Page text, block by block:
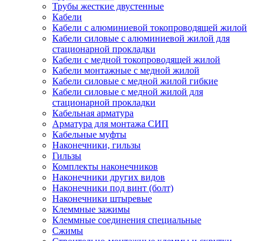
Трубы жесткие двустенные
Кабели
Кабели с алюминиевой токопроводящей жилой
Кабели силовые с алюминиевой жилой для
стационарной прокладки
Кабели с медной токопроводящей жилой
Кабели монтажные с медной жилой
Кабели силовые с медной жилой гибкие
Кабели силовые с медной жилой для
стационарной прокладки
Кабельная арматура
Арматура для монтажа СИП
Кабельные муфты
Наконечники, гильзы
Гильзы
Комплекты наконечников
Наконечники других видов
Наконечники под винт (болт)
Наконечники штыревые
Клеммные зажимы
Клеммные соединения специальные
Сжимы